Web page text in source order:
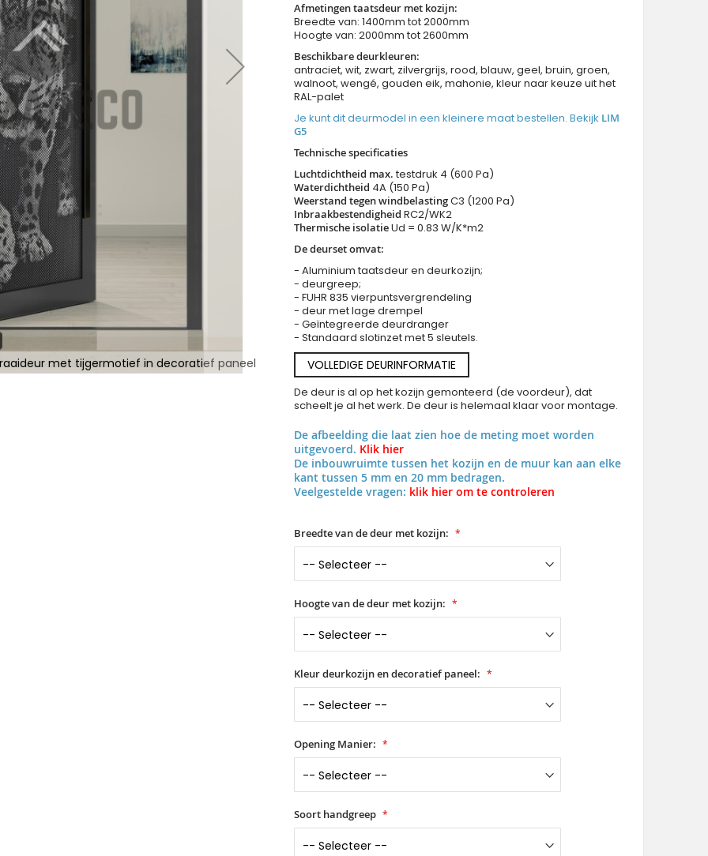
met tijgermotief in decoratief paneel PIVOT G5 - Glazen aluminium draaideur met tijgermotief in
Afmetingen taatsdeur met kozijn:
Breedte van: 1400mm tot 2000mm
Hoogte van: 2000mm tot 2600mm
Beschikbare deurkleuren:
antraciet, wit, zwart, zilvergrijs, rood, blauw, geel, bruin, groen,
walnoot, wengé, gouden eik, mahonie, kleur naar keuze uit het
RAL-palet
Je kunt dit deurmodel in een kleinere maat bestellen. Bekijk LIM
G5
Technische specificaties
Luchtdichtheid max.testdruk 4 (600 Pa)
Waterdichtheid 4A (150 Pa)
Weerstand tegen windbelastingC3 (1200 Pa)
Inbraakbestendigheid RC2/WK2
Thermische isolatieUd = 0.83 W/K*m2
De deurset omvat:
- Aluminium taatsdeur en deurkozijn;
- deurgreep;
- FUHR 835 vierpuntsvergrendeling
- deur met lage drempel
- Geïntegreerde deurdranger
- Standaard slotinzet met 5 sleutels.
VOLLEDIGE DEURINFORMATIE
De deur is al op het kozijn gemonteerd (de voordeur), dat
scheelt je al het werk. De deur is helemaal klaar voor montage.
De afbeelding die laat zien hoe de meting moet worden
uitgevoerd. Klik hier
De inbouwruimte tussen het kozijn en de muur kan aan elke
kant tussen 5 mm en 20 mm bedragen.
Veelgestelde vragen: klik hier om te controleren
Breedte van de deur met kozijn:
Hoogte van de deur met kozijn:
Kleur deurkozijn en decoratief paneel:
Opening Manier:
Soort handgreep